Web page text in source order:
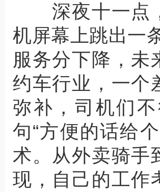
深夜十一点，
机屏幕上跳出一
服务分下降，未
约车行业，一个
弥补，司机们
句“方便的话给
术。从外卖骑手
现，自己的工作